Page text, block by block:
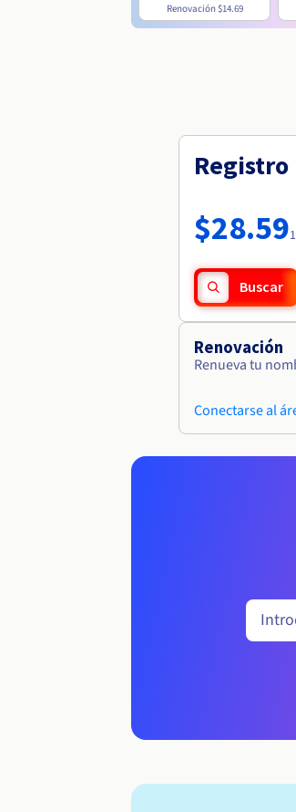
Renovación$14.69
Registro
$28.59
Buscar
Renovación
Renueva tu
Conectarse al